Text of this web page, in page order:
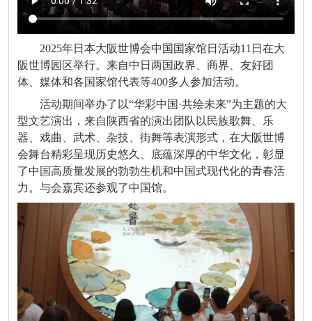
2025年日本大阪世博会中国国家馆日活动11日在大
阪世博园区举行。来自中日两国政界、商界、友好团
体、媒体和各国家馆代表等400多人参加活动。
活动期间举办了以“华彩中国·共绘未来”为主题的大
型文艺演出，来自陕西省的演出团队以民族歌舞、乐
器、戏曲、武术、杂技、街舞等表演形式，在大阪世博
会舞台精彩呈现历史悠久、底蕴深厚的中华文化，彰显
了中国高质量发展的勃勃生机和中国式现代化的青春活
力。与会嘉宾还参观了中国馆。